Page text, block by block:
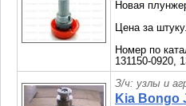
Новая
Цена за
Номер по
131150-0920,
З/ч: узлы и
Kia Bongo